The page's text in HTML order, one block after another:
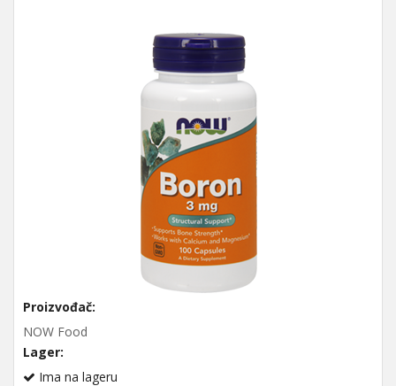
Proizvođač:
NOW Food
Lager:
Ima na lageru